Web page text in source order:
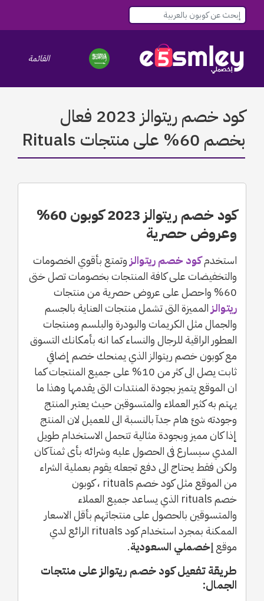
navigation
القائمة
كود خصم ريتوالز 2023 فعال
بخصم 60% على منتجات Rituals
كود خصم ريتوالز 2023 كوبون 60%
وعروض حصرية
استخدمكود خصم ريتوالز وتمتع بأقوي الخصومات
والتخفيضات على كافة المنتجات بخصومات تصل ختى
60% واحصل على عروض حصرية من منتجات
ريتوالز المميزة التى تشمل منتجات العناية بالجسم
والجمال مثل الكريمات والبودرة والبلسم ومنتجات
العطور الراقية للرجال والنساء كما انه بأمكانك التسوق
مع كوبون خصم ريتوالز الذي يمنحك خصم إضافي
ثابت يصل الى كثر من 10% على جميع المنتجات كما
ان الموقع يتميز بجودة المنتدات التى يقدمها وهذا ما
يهتم به كثير العملاء والمتسوقين حيث يعتبر المنتج
وجودته شئ هام جدآ بالنسبة الى للعميل لان المنتج
إذا كان مميز وبجودة مثالية تتحمل الاستخدام طويل
المدي سيسارع فى الحصول عليه وشرائه بأى ثمنآ كان
ولكن فقط يحتاج الى دفع تجعله يقوم بعملية الشراء
من الموقع مثل كود خصم rituals ، كوبون
خصم rituals الذي يساعد جميع العملاء
والمتسوقين بالحصول على منتجاتهم بأقل الاسعار
الممكنة بمجرد استخدام كود rituals الرائع لدي
موقعإخصملي السعودية.
طريقة تفعيل كود خصم ريتوالز على منتجات
الجمال: